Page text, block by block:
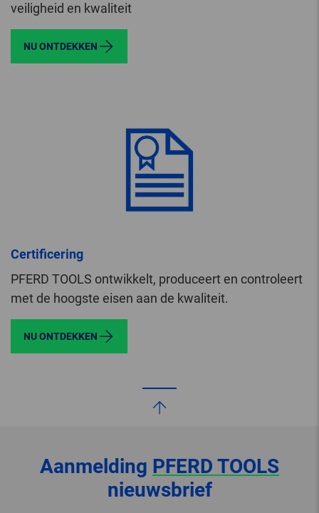
veiligheid en kwaliteit
NU ONTDEKKEN
Certificering
PFERD TOOLS ontwikkelt, produceert en controleert
met de hoogste eisen aan de kwaliteit.
NU ONTDEKKEN
Aanmelding PFERD TOOLS
nieuwsbrief